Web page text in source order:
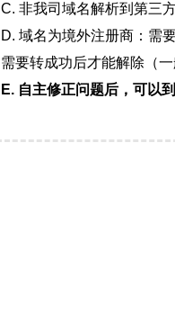
C. 非我司域名解析到第三
D. 域名为境外注册商：需
需要转成功后才能解除（一
E. 自主修正问题后，可以到